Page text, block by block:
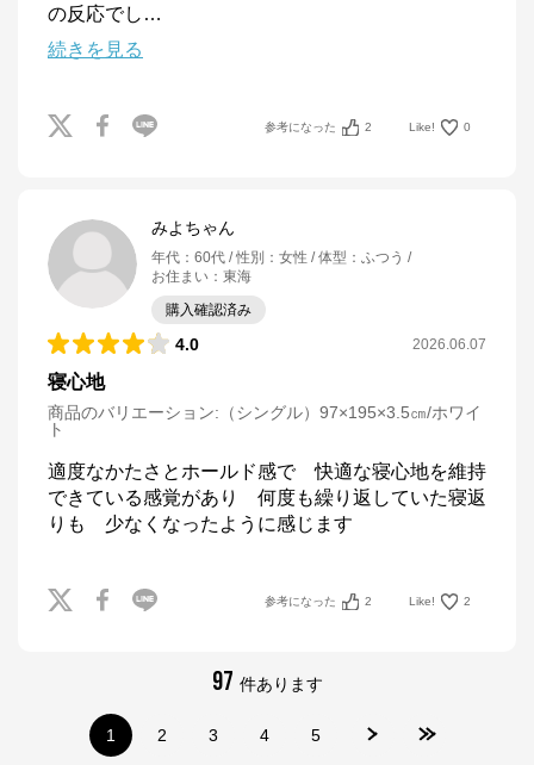
の反応でし …
続きを見る
参考になった 2 Like! 0
みよちゃん
年代 ： 60代 性別 ： 女性 体型 ： ふつう
お住まい ： 東海
購入確認済み
4.0 2026.06.07
寝心地
商品のバリエーション: （シングル）97×195×3.5㎝/ホワイ
ト
適度なかたさとホールド感で　快適な寝心地を維持
できている感覚があり　何度も繰り返していた寝返
りも　少なくなったように感じます
参考になった 2 Like! 2
97 件あります
1 2 3 4 5